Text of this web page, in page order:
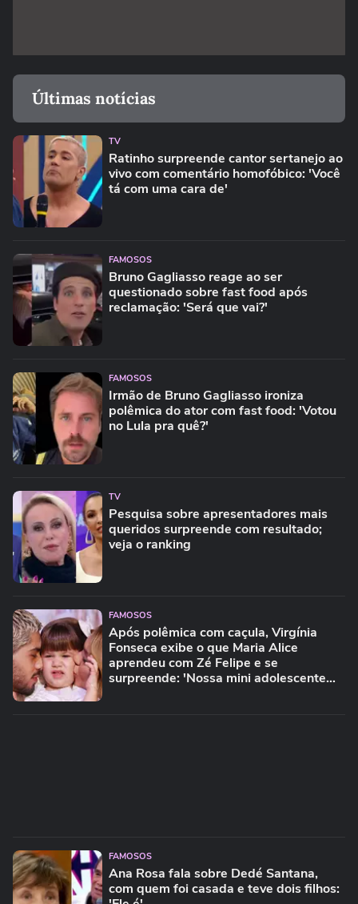
Últimas notícias
TV
Ratinho surpreende cantor sertanejo ao
vivo com comentário homofóbico: 'Você
tá com uma cara de'
FAMOSOS
Bruno Gagliasso reage ao ser
questionado sobre fast food após
reclamação: 'Será que vai?'
FAMOSOS
Irmão de Bruno Gagliasso ironiza
polêmica do ator com fast food: 'Votou
no Lula pra quê?'
TV
Pesquisa sobre apresentadores mais
queridos surpreende com resultado;
veja o ranking
FAMOSOS
Após polêmica com caçula, Virgínia
Fonseca exibe o que Maria Alice
aprendeu com Zé Felipe e se
surpreende: 'Nossa mini adolescente
FAMOSOS
Ana Rosa fala sobre Dedé Santana,
com quem foi casada e teve dois filhos: